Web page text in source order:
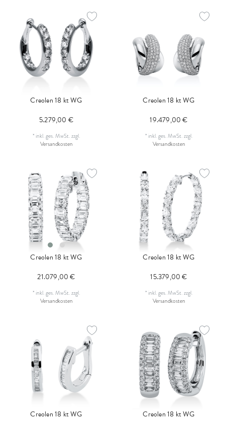
Creolen 18 kt WG
5.279,00 €
* inkl. ges. MwSt.zzgl.
Versandkosten
Creolen 18 kt WG
19.479,00 €
* inkl. ges. MwSt.zzgl.
Versandkosten
Creolen 18 kt WG
21.079,00 €
* inkl. ges. MwSt.zzgl.
Versandkosten
Creolen 18 kt WG
15.379,00 €
* inkl. ges. MwSt.zzgl.
Versandkosten
Creolen 18 kt WG
Creolen 18 kt WG